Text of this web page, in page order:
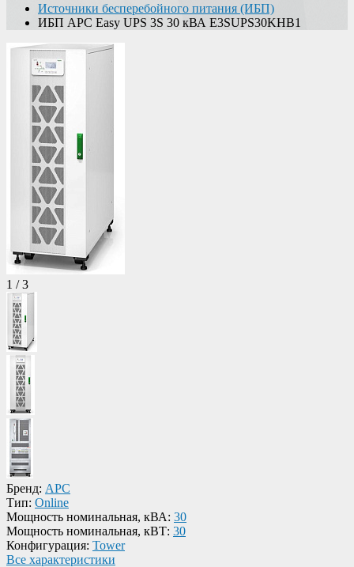
Источники бесперебойного питания (ИБП)
ИБП APC Easy UPS 3S 30 кВА E3SUPS30KHB1
1 /3
Бренд: APC
Тип: Online
Мощность номинальная, кВА: 30
Мощность номинальная, кВТ: 30
Конфигурация: Tower
Все характеристики